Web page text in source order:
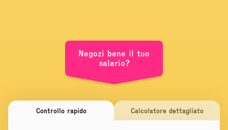
Negozi bene il tuo
salario?
Controllo rapido Calcolatore dettagliato